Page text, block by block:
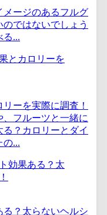
メージのあるフルグ
ではないでしょう
る...
ーを実際に調査！
フルーツと一緒に
？カロリーとダイ
の...
？太らないヘルシ